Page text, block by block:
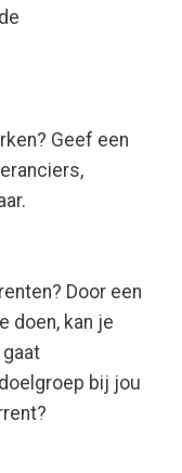
Geef een
Door een
doen, kan je
bij jou